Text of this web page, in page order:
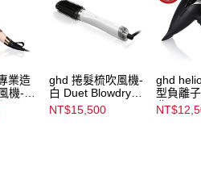
先享後付」時，將依據個別帳號之用戶狀
不同之上限額度；若仍有額度不足之情形，本
行身份認證。
註冊多個帳號或使用他人資訊註冊。若發現惡
業造
機-粉
ghd 捲髮梳吹風機-
白 Duet Blowdry
White
NT$15,500
ghd
型負離
典黑